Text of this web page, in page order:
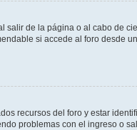
de la página o al cabo de
si accede al foro desde
recursos del foro y estar
problemas con el ingreso o